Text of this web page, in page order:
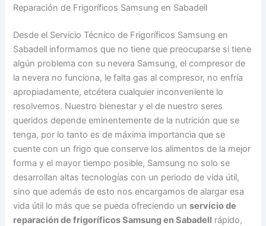
Reparación de Frigoríficos Samsung en Sabadell
Desde el Servicio Técnico de Frigoríficos Samsung en
Sabadell informamos que no tiene que preocuparse si tiene
algún problema con su nevera Samsung, el compresor de
la nevera no funciona, le falta gas al compresor, no enfría
apropiadamente, etcétera cualquier inconveniente lo
resolvemos. Nuestro bienestar y el de nuestro seres
queridos depende eminentemente de la nutrición que se
tenga, por lo tanto es de máxima importancia que se
cuente con un frigo que conserve los alimentos de la mejor
forma y el mayor tiempo posible, Samsung no solo se
desarrollan altas tecnologías con un periodo de vida útil,
sino que además de esto nos encargamos de alargar esa
vida útil lo más que se pueda ofreciendo unservicio de
reparación de frigoríficos Samsung en Sabadell rápido,